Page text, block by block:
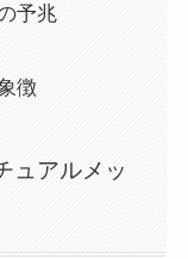
予兆
徴
ュアルメッ